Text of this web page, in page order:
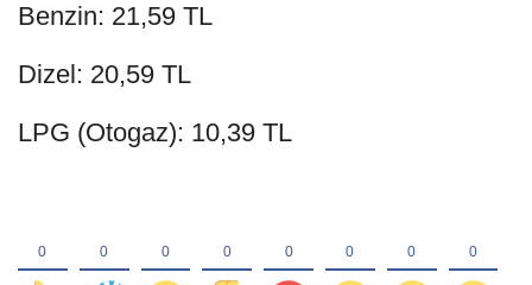
Benzin: 21,59 TL
Dizel: 20,59 TL
LPG (Otogaz): 10,39 TL